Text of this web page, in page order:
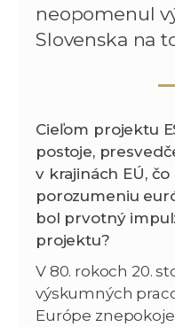
neopomenul
Slovenska na
Cieľom projektu
postoje,
v krajinách EÚ,
porozumeniu
bol prvotný
projektu?
V 80. rokoch 20.
výskumných
Európe